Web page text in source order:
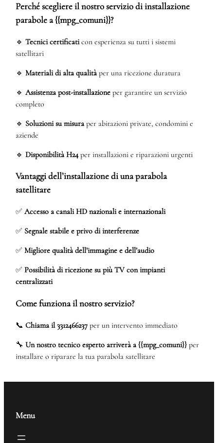
Perché scegliere il nostro servizio di installazione
parabole a {{mpg_comuni}}?
🔹 Tecnici certificaticon esperienza su tutti i sistemi
satellitari
🔹 Materiali di alta qualitàper una ricezione duratura
🔹 Assistenza post-installazione per garantire un servizio
completo
🔹 Soluzioni su misuraper abitazioni private, condomini e
aziende
🔹 Disponibilità H24per installazioni e riparazioni urgenti
Vantaggi dell’installazione di una parabola
satellitare
✅ Accesso a canali HD nazionali e internazionali
✅ Segnale stabile e privo di interferenze
✅ Migliore qualità dell’immagine e dell’audio
✅ Possibilità di ricezione su più TV con impianti
centralizzati
Come funziona il nostro servizio?
📞 Chiama il 3312466237 per un intervento immediato
🔧 Un nostro tecnico esperto arriverà a {{mpg_comuni}} per
installare o riparare la tua parabola satellitare
Menu